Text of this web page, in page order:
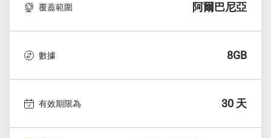
覆蓋範圍 阿爾巴尼亞
數據 8GB
有效期限為 30 天